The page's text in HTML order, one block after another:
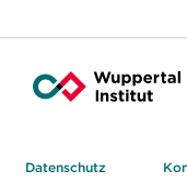
Datenschutz